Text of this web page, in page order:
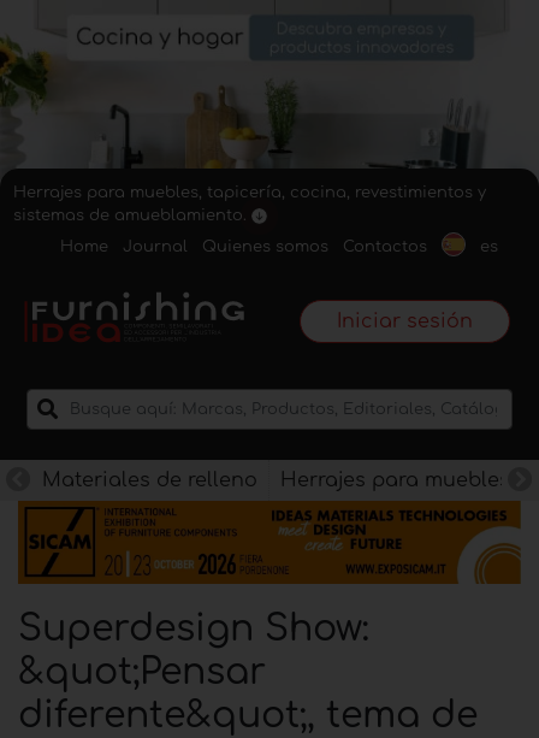
Herrajes para muebles, tapicería, cocina, revestimientos y
sistemas de amueblamiento.
Home
Journal Quienes somos Contactos es
Iniciar sesión
Materiales de relleno Herrajes para muebles
Superdesign Show:
&quot;Pensar
diferente&quot;, tema de